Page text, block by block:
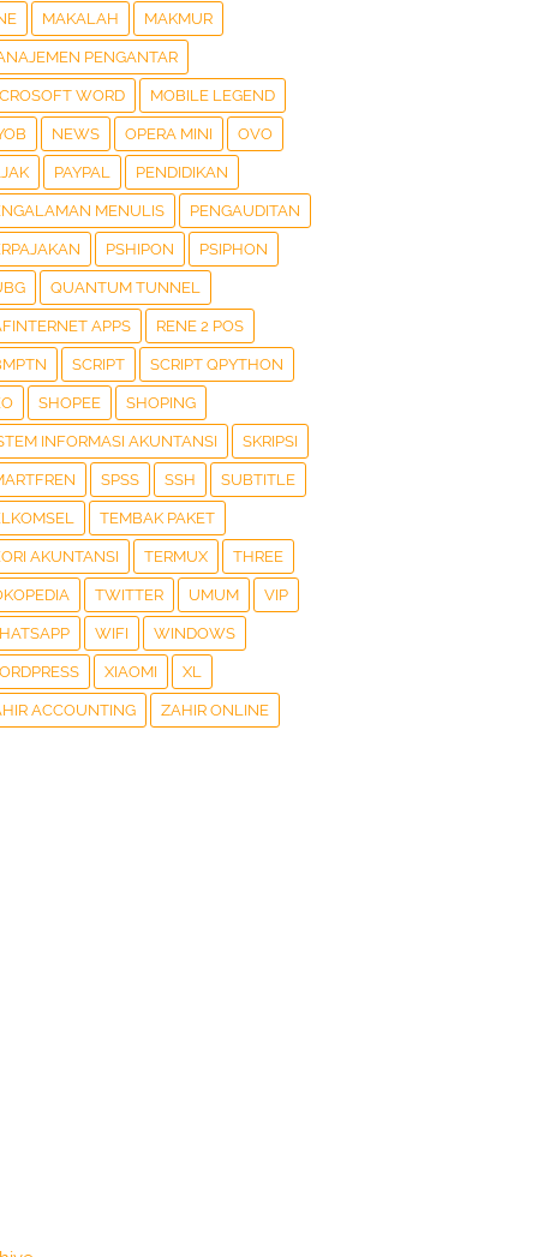
MAKALAH MAKMUR
PENGANTAR
WORD MOBILE LEGEND
NEWS OPERA MINI OVO
PAYPAL PENDIDIKAN
MENULIS PENGAUDITAN
PSHIPON PSIPHON
QUANTUM TUNNEL
APPS RENE 2 POS
SCRIPT SCRIPT QPYTHON
SHOPEE SHOPING
INFORMASI AKUNTANSI SKRIPSI
SPSS SSH SUBTITLE
TEMBAK PAKET
AKUNTANSI TERMUX THREE
TWITTER UMUM VIP
WIFI WINDOWS
XIAOMI XL
ACCOUNTING ZAHIR ONLINE